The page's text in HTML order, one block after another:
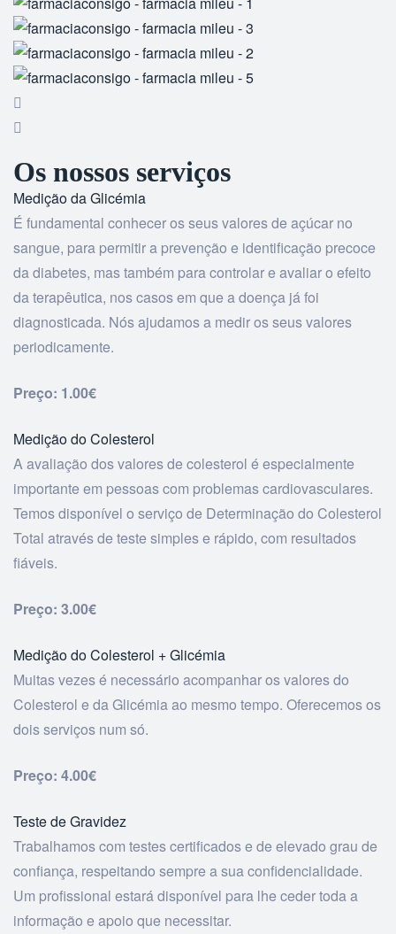
Os nossos serviços
Medição da Glicémia
É fundamental conhecer os seus valores de açúcar no
sangue, para permitir a prevenção e identificação precoce
da diabetes, mas também para controlar e avaliar o efeito
da terapêutica, nos casos em que a doença já foi
diagnosticada. Nós ajudamos a medir os seus valores
periodicamente.
Preço: 1.00€
Medição do Colesterol
A avaliação dos valores de colesterol é especialmente
importante em pessoas com problemas cardiovasculares.
Temos disponível o serviço de Determinação do Colesterol
Total através de teste simples e rápido, com resultados
fiáveis.
Preço: 3.00€
Medição do Colesterol + Glicémia
Muitas vezes é necessário acompanhar os valores do
Colesterol e da Glicémia ao mesmo tempo. Oferecemos os
dois serviços num só.
Preço: 4.00€
Teste de Gravidez
Trabalhamos com testes certificados e de elevado grau de
confiança, respeitando sempre a sua confidencialidade.
Um profissional estará disponível para lhe ceder toda a
informação e apoio que necessitar.